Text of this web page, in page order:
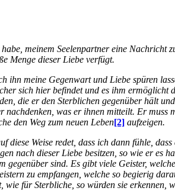
meinem Seelenpartner eine
Menge dieser Liebe verfügt.
meine Gegenwart und Liebe spüren
sich hier befindet und es ihm
die er den Sterblichen gegenüber hält
was er ihnen mitteilt. Er
den Weg zum neuen Leben[2] aufzeigen.
diese Weise redet, dass ich dann fühle,
nach dieser Liebe besitzen, so wie er
sind. Es gibt viele Geister,
zu empfangen, welche so begierig
für Sterbliche, so würden sie